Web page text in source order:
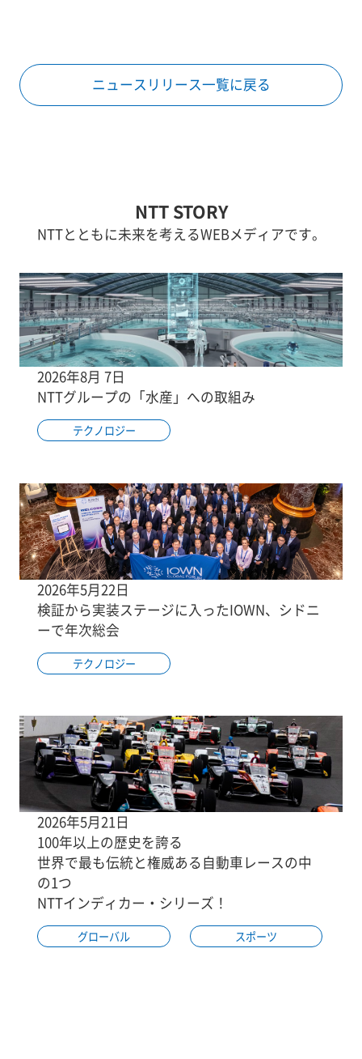
ニュースリリース一覧に戻る
NTT STORY
NTTとともに未来を考えるWEBメディアです。
2026年8月 7日
NTTグループの「水産」への取組み
テクノロジー
2026年5月22日
検証から実装ステージに入ったIOWN、シドニ
ーで年次総会
テクノロジー
2026年5月21日
100年以上の歴史を誇る
世界で最も伝統と権威ある自動車レースの中
の1つ
NTTインディカー・シリーズ！
グローバル スポーツ